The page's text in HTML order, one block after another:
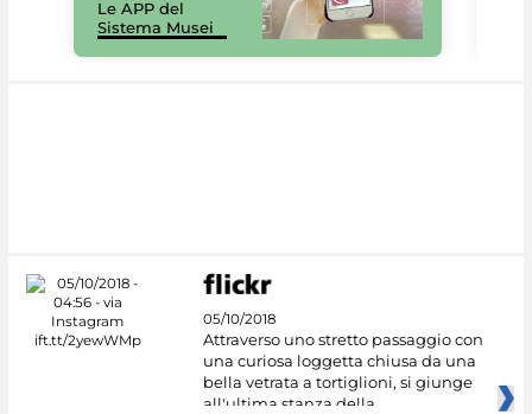
Le APP del
Sistema Musei
05/10/2018
Attraverso uno stretto passaggio con
una curiosa loggetta chiusa da una
bella vetrata a tortiglioni, si giunge
all'ultima stanza della